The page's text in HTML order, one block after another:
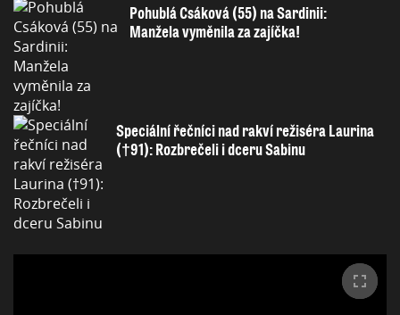
Pohublá Csáková (55) na Sardinii:
Manžela vyměnila za zajíčka!
Speciální řečníci nad rakví režiséra Laurina
(†91): Rozbrečeli i dceru Sabinu